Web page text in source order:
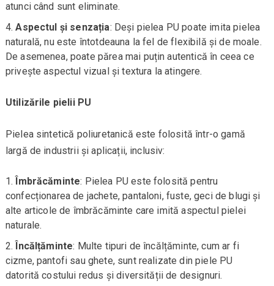
atunci când sunt eliminate.
Aspectul și senzația: Deși pielea PU poate imita pielea
naturală, nu este întotdeauna la fel de flexibilă și de moale.
De asemenea, poate părea mai puțin autentică în ceea ce
privește aspectul vizual și textura la atingere.
Utilizările pielii PU
Pielea sintetică poliuretanică este folosită într-o gamă
largă de industrii și aplicații, inclusiv:
Îmbrăcăminte: Pielea PU este folosită pentru
confecționarea de jachete, pantaloni, fuste, geci de blugi și
alte articole de îmbrăcăminte care imită aspectul pielei
naturale.
Încălțăminte: Multe tipuri de încălțăminte, cum ar fi
cizme, pantofi sau ghete, sunt realizate din piele PU
datorită costului redus și diversității de designuri.